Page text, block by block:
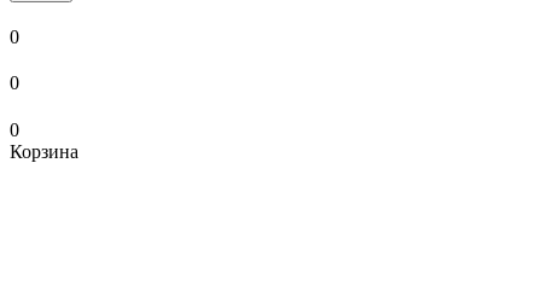
0
0
0
Корзина